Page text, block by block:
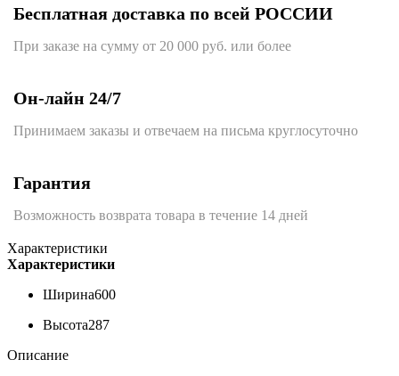
Бесплатная доставка по всей РОССИИ
При заказе на сумму от 20 000 руб. или более
Он-лайн 24/7
Принимаем заказы и отвечаем на письма круглосуточно
Гарантия
Возможность возврата товара в течение 14 дней
Характеристики
Характеристики
Ширина600
Высота287
Описание